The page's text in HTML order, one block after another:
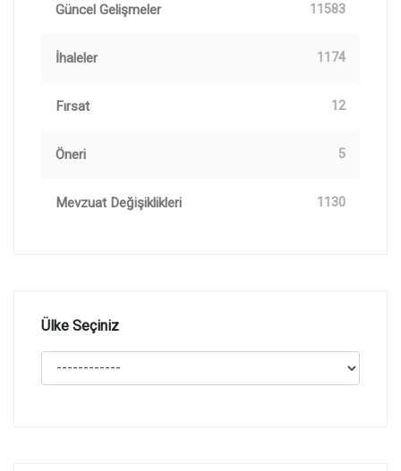
Güncel Gelişmeler 11583
İhaleler 1174
Fırsat 12
Öneri 5
Mevzuat Değişiklikleri 1130
Ülke Seçiniz